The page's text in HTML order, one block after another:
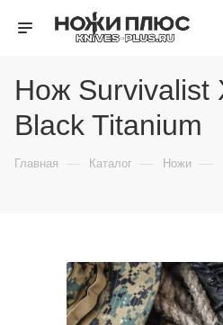
Нож Survivalist
Black Titanium
Главная — Каталог — Ножи —